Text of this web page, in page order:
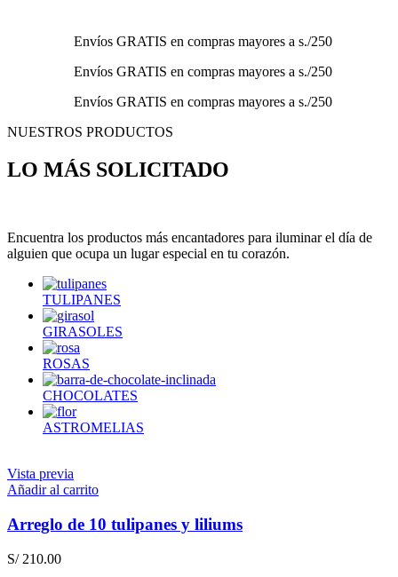
Envíos GRATIS en compras mayores a s./250
Envíos GRATIS en compras mayores a s./250
Envíos GRATIS en compras mayores a s./250
NUESTROS PRODUCTOS
LO MÁS SOLICITADO
Encuentra los productos más encantadores para iluminar el día de
alguien que ocupa un lugar especial en tu corazón.
TULIPANES
GIRASOLES
ROSAS
CHOCOLATES
ASTROMELIAS
Vista previa
Añadir al carrito
Arreglo de 10 tulipanes y liliums
S/210.00